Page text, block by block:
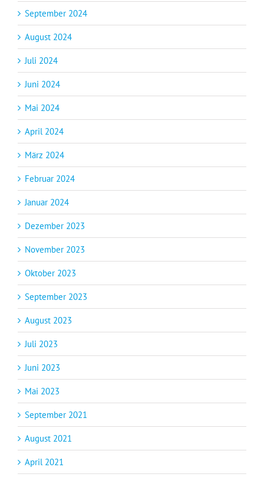
September 2024
August 2024
Juli 2024
Juni 2024
Mai 2024
April 2024
März 2024
Februar 2024
Januar 2024
Dezember 2023
November 2023
Oktober 2023
September 2023
August 2023
Juli 2023
Juni 2023
Mai 2023
September 2021
August 2021
April 2021